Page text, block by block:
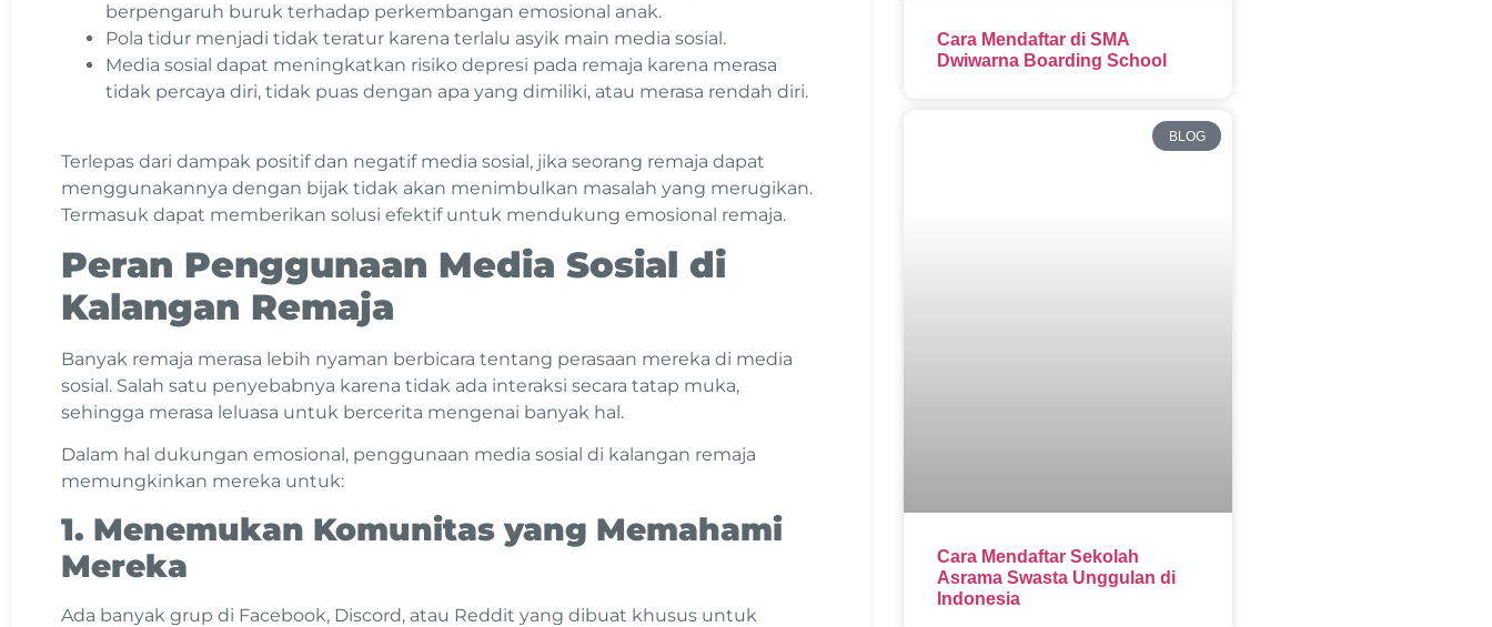
berpengaruh buruk terhadap perkembangan emosional anak.
Pola tidur menjadi tidak teratur karena terlalu asyik main media sosial.
Media sosial dapat meningkatkan risiko depresi pada remaja karena merasa
tidak percaya diri, tidak puas dengan apa yang dimiliki, atau merasa rendah diri.
Terlepas dari dampak positif dan negatif media sosial, jika seorang remaja dapat
menggunakannya dengan bijak tidak akan menimbulkan masalah yang merugikan.
Termasuk dapat memberikan solusi efektif untuk mendukung emosional remaja.
Peran Penggunaan Media Sosial di
Kalangan Remaja
Banyak remaja merasa lebih nyaman berbicara tentang perasaan mereka di media
sosial. Salah satu penyebabnya karena tidak ada interaksi secara tatap muka,
sehingga merasa leluasa untuk bercerita mengenai banyak hal.
Dalam hal dukungan emosional, penggunaan media sosial di kalangan remaja
memungkinkan mereka untuk:
1. Menemukan Komunitas yang Memahami
Mereka
Ada banyak grup di Facebook, Discord, atau Reddit yang dibuat khusus untuk
Cara Mendaftar di SMA
Dwiwarna Boarding School
BLOG
Cara Mendaftar Sekolah
Asrama Swasta Unggulan di
Indonesia